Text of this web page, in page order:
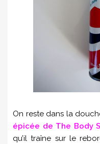
On reste dans la
épicée de The Body
qu’il traîne sur le